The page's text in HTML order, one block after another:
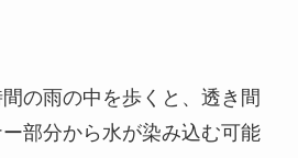
の雨の中を歩くと、透き間
部分から水が染み込む可能